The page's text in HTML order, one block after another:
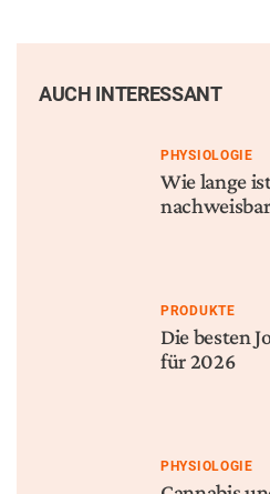
AUCH INTERESSANT
PHYSIOLOGIE
Wie lange
PRODUKTE
Die besten
für 2026
PHYSIOLOGIE